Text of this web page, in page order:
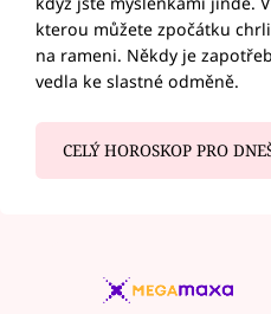
kterou můžete zpočátku
na rameni. Někdy je
vedla ke slastné odměně.
CELÝ HOROSKOP PRO